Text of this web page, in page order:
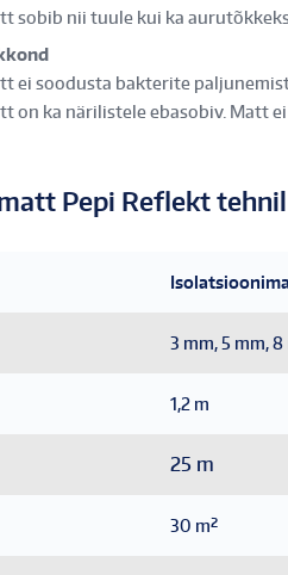
sobib nii tuule kui ka
ei soodusta bakterite
on ka närilistele ebasobiv. Matt
Pepi Reflekt
3 mm, 5 mm,
1,2 m
25 m
30 m²